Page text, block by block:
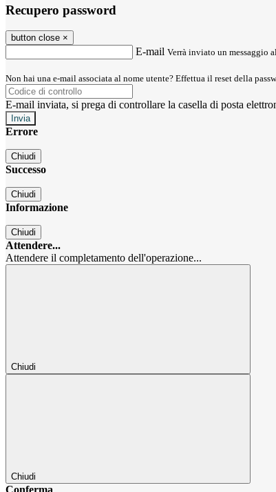
Recupero password
button close ×
E-mail Verrà inviato un messaggio
Non hai una e-mail associata al nome utente? Effettua il reset della
E-mail inviata, si prega di controllare la casella di posta
Errore
Chiudi
Successo
Chiudi
Informazione
Chiudi
Attendere...
Attendere il completamento dell'operazione...
Chiudi
Chiudi